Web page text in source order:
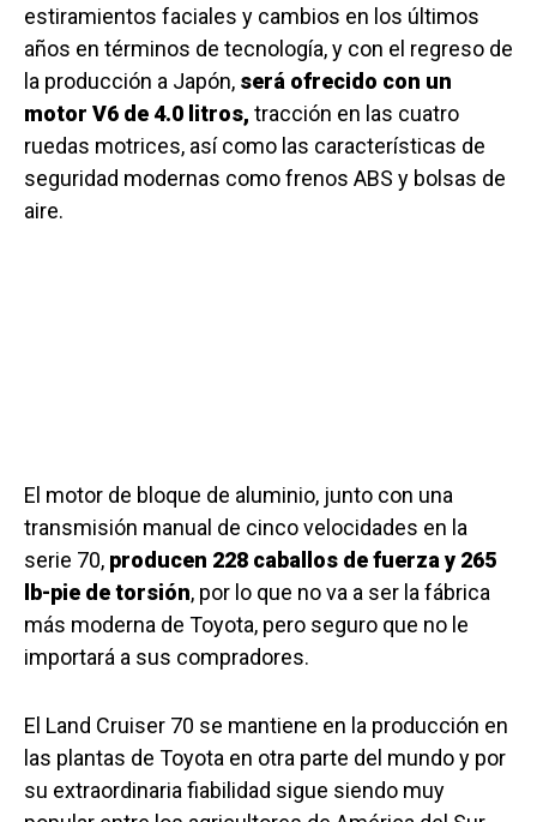
estiramientos faciales y cambios en los últimos
años en términos de tecnología, y con el regreso de
la producción a Japón, será ofrecido con un
motor V6 de 4.0 litros, tracción en las cuatro
ruedas motrices, así como las características de
seguridad modernas como frenos ABS y bolsas de
aire.
El motor de bloque de aluminio, junto con una
transmisión manual de cinco velocidades en la
serie 70, producen 228 caballos de fuerza y 265
lb-pie de torsión, por lo que no va a ser la fábrica
más moderna de Toyota, pero seguro que no le
importará a sus compradores.
El Land Cruiser 70 se mantiene en la producción en
las plantas de Toyota en otra parte del mundo y por
su extraordinaria fiabilidad sigue siendo muy